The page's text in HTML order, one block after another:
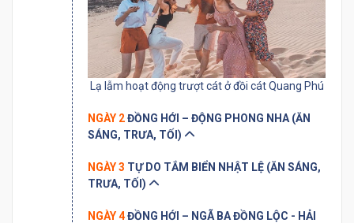
Lạ lẫm hoạt động trượt cát ở đồi cát Quang Phú
NGÀY 2ĐỒNG HỚI – ĐỘNG PHONG NHA (ĂN
SÁNG, TRƯA, TỐI)
NGÀY 3 TỰ DO TẮM BIỂN NHẬT LỆ (ĂN SÁNG,
TRƯA, TỐI)
NGÀY 4ĐỒNG HỚI – NGÃ BA ĐỒNG LỘC - HẢI